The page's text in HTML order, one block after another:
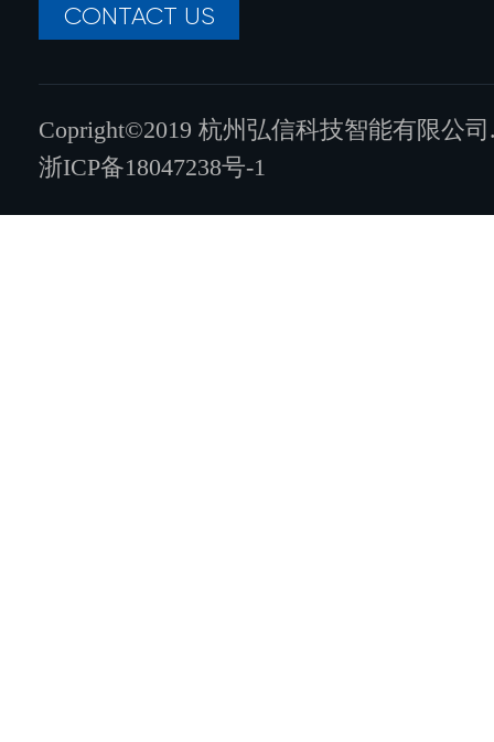
CONTACT US
Copright©2019 杭州弘信科技智能有限公司
浙ICP备18047238号-1